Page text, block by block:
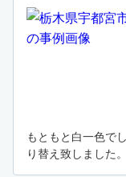
もともと白一色で
り替え致しました。